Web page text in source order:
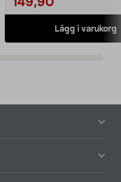
149,90
Lägg i varukorg